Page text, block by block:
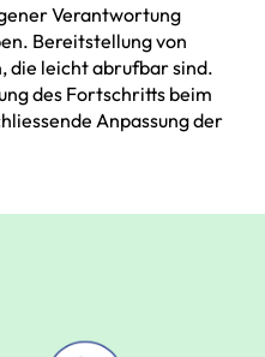
Verantwortung
Bereitstellungvon
die leichtabrufbarsind.
des Fortschritts beim
Anpassungder